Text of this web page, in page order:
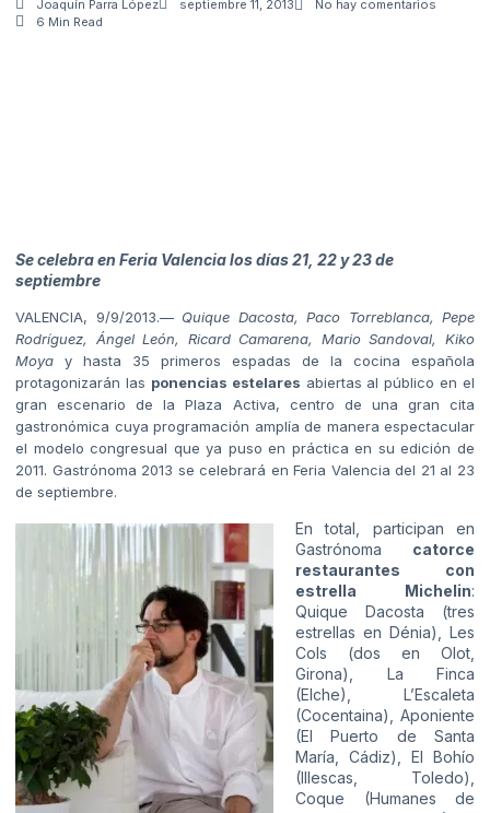
Joaquín Parra López septiembre 11, 2013
No hay comentarios
6 Min Read
Se celebra en Feria Valencia los días 21, 22 y 23 de
septiembre
VALENCIA, 9/9/2013.— Quique Dacosta, Paco Torreblanca, Pepe
Rodríguez, Ángel León, Ricard Camarena, Mario Sandoval, Kiko
Moya y hasta 35 primeros espadas de la cocina española
protagonizarán las ponencias estelares abiertas al público en el
gran escenario de la Plaza Activa, centro de una gran cita
gastronómica cuya programación amplía de manera espectacular
el modelo congresual que ya puso en práctica en su edición de
2011. Gastrónoma 2013 se celebrará en Feria Valencia del 21 al 23
de septiembre.
En total, participan en
Gastrónoma catorce
restaurantes con
estrella Michelin:
Quique Dacosta (tres
estrellas en Dénia), Les
Cols (dos en Olot,
Girona), La Finca
(Elche), L’Escaleta
(Cocentaina), Aponiente
(El Puerto de Santa
María, Cádiz), El Bohío
(Illescas, Toledo),
Coque (Humanes de